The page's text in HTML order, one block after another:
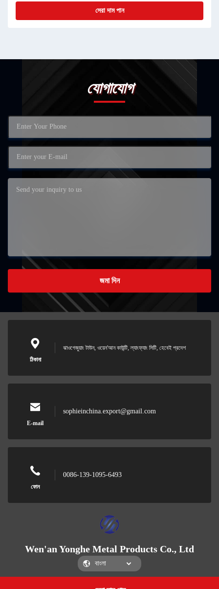
সেরা দাম পান
যোগাযোগ
জমা দিন
ঠিকানা
ঝাওগেজুয়াং টাউন, ওয়েন'আন কাউন্টি, ল্যাংফ্যাং সিটি, হেবেই প্রদেশ
E-mail
sophieinchina.export@gmail.com
ফোন
0086-139-1095-6493
Wen'an Yonghe Metal Products Co., Ltd